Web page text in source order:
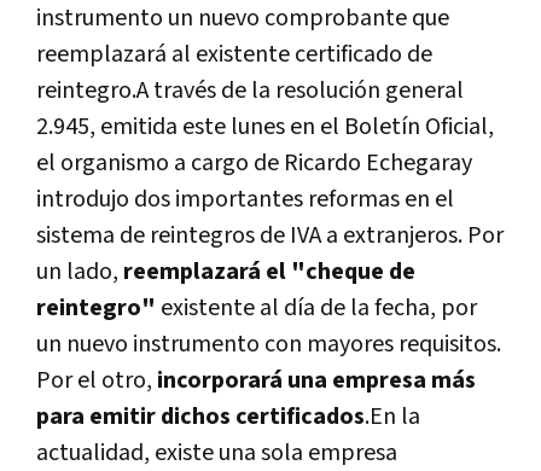
instrumento un nuevo comprobante que
reemplazará al existente certificado de
reintegro.A través de la resolución general
2.945, emitida este lunes en el Boletín Oficial,
el organismo a cargo de Ricardo Echegaray
introdujo dos importantes reformas en el
sistema de reintegros de IVA a extranjeros. Por
un lado, reemplazará el "cheque de
reintegro" existente al día de la fecha, por
un nuevo instrumento con mayores requisitos.
Por el otro, incorporará una empresa más
para emitir dichos certificados.En la
actualidad, existe una sola empresa